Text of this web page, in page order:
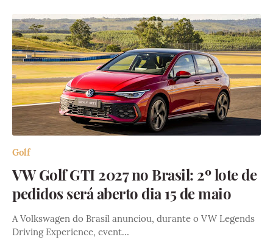
Golf
VW Golf GTI 2027 no Brasil: 2º lote de
pedidos será aberto dia 15 de maio
A Volkswagen do Brasil anunciou, durante o VW Legends
Driving Experience, event…